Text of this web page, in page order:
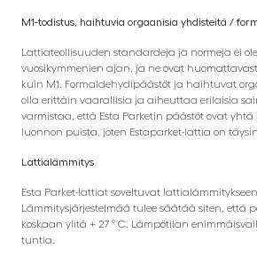
M1-todistus, haihtuvia orgaanisia yhdisteitä /
Lattiateollisuuden standardeja ja normeja ei
vuosikymmenien ajan, ja ne ovat
kuin M1. Formaldehydipäästöt ja haihtuvat
olla erittäin vaarallisia ja aiheuttaa erilaisia
varmistaa, että Esta Parketin päästöt ovat
luonnon puista, joten Estaparket-lattia on
Lattialämmitys
Esta Parket-lattiat soveltuvat lattialämmitykseen.
Lämmitysjärjestelmää tulee säätää siten, että
koskaan ylitä + 27 ° C. Lämpötilan
tuntia.